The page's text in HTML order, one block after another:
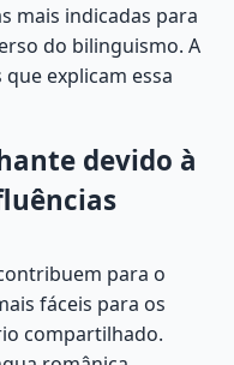
mais indicadas para
do bilinguismo. A
explicam essa
devido à
para o
fáceis para os
compartilhado.